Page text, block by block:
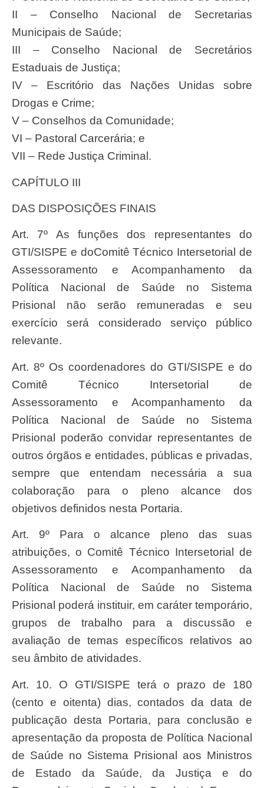
II – Conselho Nacional de Secretarias
Municipais de Saúde;
III – Conselho Nacional de Secretários
Estaduais de Justiça;
IV – Escritório das Nações Unidas sobre
Drogas e Crime;
V – Conselhos da Comunidade;
VI – Pastoral Carcerária; e
VII – Rede Justiça Criminal.
CAPÍTULO III
DAS DISPOSIÇÕES FINAIS
Art. 7º As funções dos representantes do
GTI/SISPE e doComitê Técnico Intersetorial de
Assessoramento e Acompanhamento da
Política Nacional de Saúde no Sistema
Prisional não serão remuneradas e seu
exercício será considerado serviço público
relevante.
Art. 8º Os coordenadores do GTI/SISPE e do
Comitê Técnico Intersetorial de
Assessoramento e Acompanhamento da
Política Nacional de Saúde no Sistema
Prisional poderão convidar representantes de
outros órgãos e entidades, públicas e privadas,
sempre que entendam necessária a sua
colaboração para o pleno alcance dos
objetivos definidos nesta Portaria.
Art. 9º Para o alcance pleno das suas
atribuições, o Comitê Técnico Intersetorial de
Assessoramento e Acompanhamento da
Política Nacional de Saúde no Sistema
Prisional poderá instituir, em caráter temporário,
grupos de trabalho para a discussão e
avaliação de temas específicos relativos ao
seu âmbito de atividades.
Art. 10. O GTI/SISPE terá o prazo de 180
(cento e oitenta) dias, contados da data de
publicação desta Portaria, para conclusão e
apresentação da proposta de Política Nacional
de Saúde no Sistema Prisional aos Ministros
de Estado da Saúde, da Justiça e do